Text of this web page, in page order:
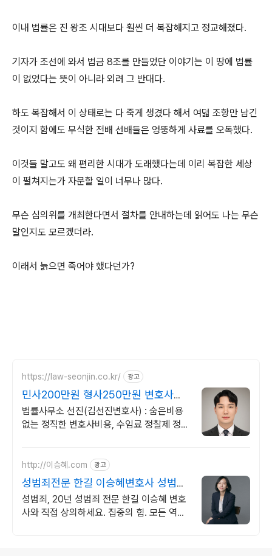
이내 법률은 진 왕조 시대보다 훨씬 더 복잡해지고 정교해졌다.
기자가 조선에 와서 법금 8조를 만들었단 이야기는 이 땅에 법률
이 없었다는 뜻이 아니라 외려 그 반대다.
하도 복잡해서 이 상태로는 다 죽게 생겼다 해서 여덟 조항만 남긴
것이지 함에도 무식한 전배 선배들은 엉뚱하게 사료를 오독했다.
이것들 말고도 왜 편리한 시대가 도래했다는데 이리 복잡한 세상
이 펼쳐지는가 자문할 일이 너무나 많다.
무슨 심의위를 개최한다면서 절차를 안내하는데 읽어도 나는 무슨
말인지도 모르겠더라.
이래서 늙으면 죽어야 했다던가?
https://law-seonjin.co.kr/ 광고
민사200만원 형사250만원 변호사선
임비용 수임료 정찰제
법률사무소 선진(김선진변호사) : 숨은비용
없는 정직한 변호사비용, 수임료 정찰제 정직
http://이승혜.com 광고
성범죄전문 한길 이승혜변호사 성범죄
분야에 집중합니다
성범죄, 20년 성범죄 전문 한길 이승혜 변호
사와 직접 상의하세요. 집중의 힘. 모든 역량